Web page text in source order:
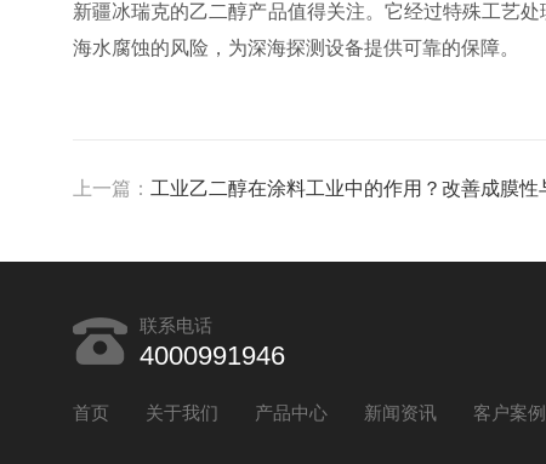
新疆冰瑞克的乙二醇产品值得关注。它经过特殊工艺
海水腐蚀的风险，为深海探测设备提供可靠的保障。
上一篇： 工业乙二醇在涂料工业中的作用？改善成膜性
联系电话
4000991946
首页 关于我们 产品中心 新闻资讯 客户案例